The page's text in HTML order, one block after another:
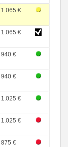
1.065 €
1.065 €
940 €
940 €
1.025 €
1.025 €
875 €